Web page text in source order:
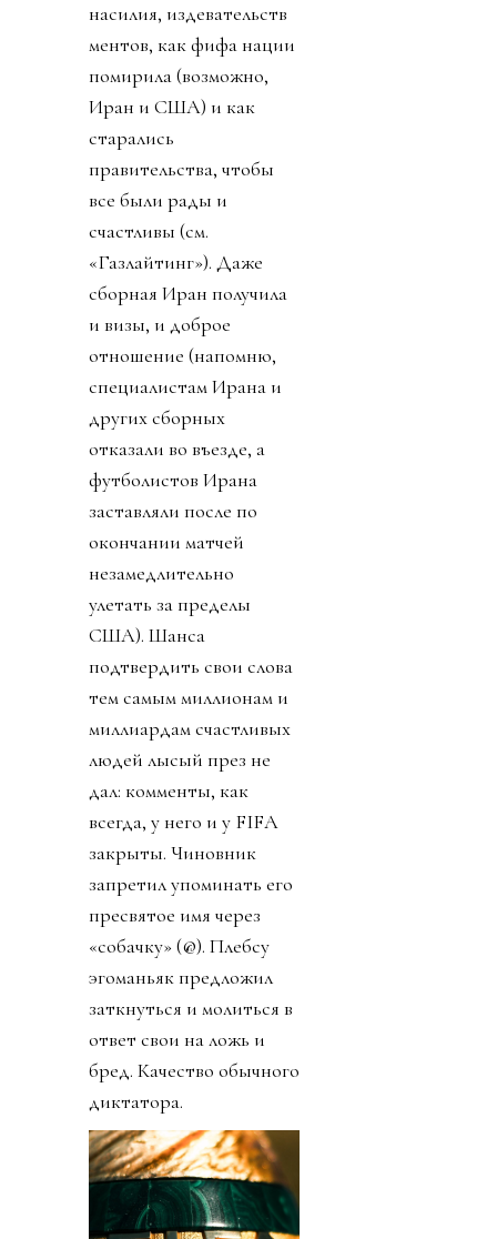
насилия, издевательств
ментов, как фифа нации
помирила (возможно,
Иран и США) и как
старались
правительства, чтобы
все были рады и
счастливы (см.
«Газлайтинг»). Даже
сборная Иран получила
и визы, и доброе
отношение (напомню,
специалистам Ирана и
других сборных
отказали во въезде, а
футболистов Ирана
заставляли после по
окончании матчей
незамедлительно
улетать за пределы
США). Шанса
подтвердить свои слова
тем самым миллионам и
миллиардам счастливых
людей лысый през не
дал: комменты, как
всегда, у него и у FIFA
закрыты. Чиновник
запретил упоминать его
пресвятое имя через
«собачку» (@). Плебсу
эгоманьяк предложил
заткнуться и молиться в
ответ свои на ложь и
бред. Качество обычного
диктатора.